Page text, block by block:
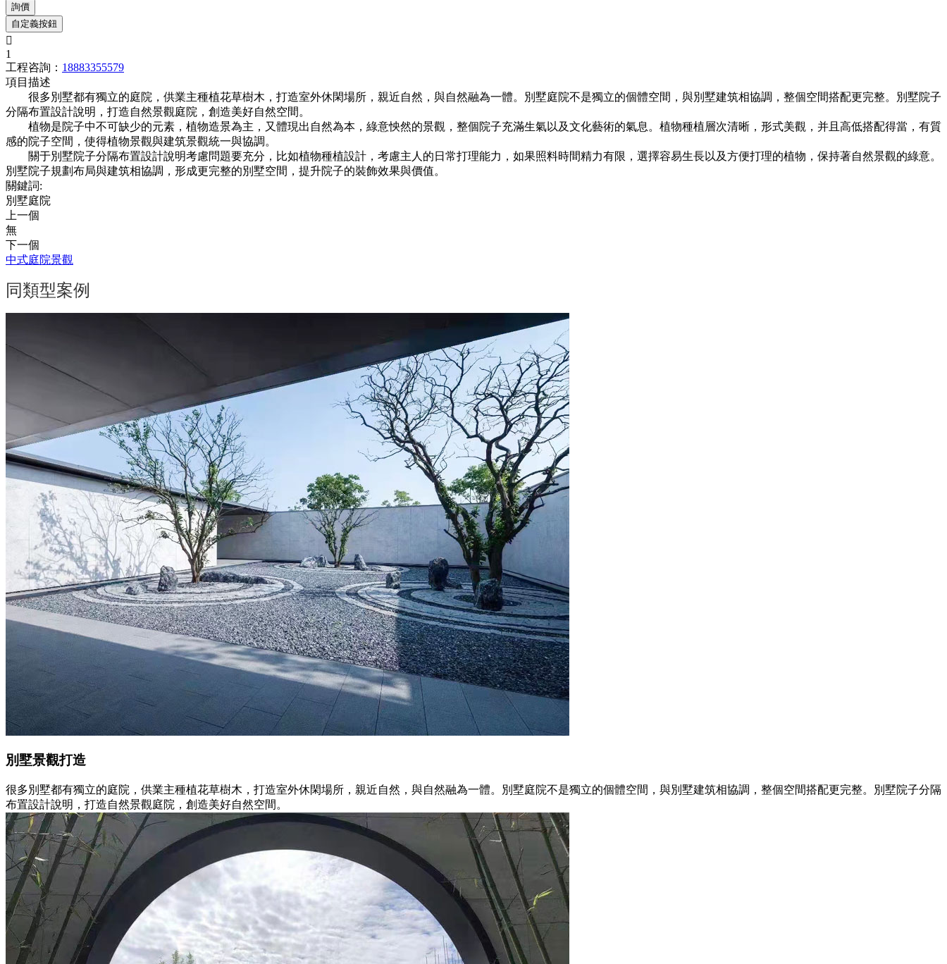
詢價
自定義按鈕

1
工程咨詢： 18883355579
項目描述
很多別墅都有獨立的庭院，供業主種植花草樹木，打造室外休閑場所，親近自然，與自然融為一體。別墅庭院不是獨立的個體空間，與別墅建筑相協調，整個空間搭配更完整。別墅院子
分隔布置設計說明，打造自然景觀庭院，創造美好自然空間。
植物是院子中不可缺少的元素，植物造景為主，又體現出自然為本，綠意怏然的景觀，整個院子充滿生氣以及文化藝術的氣息。植物種植層次清晰，形式美觀，并且高低搭配得當，有質
感的院子空間，使得植物景觀與建筑景觀統一與協調。
關于別墅院子分隔布置設計說明考慮問題要充分，比如植物種植設計，考慮主人的日常打理能力，如果照料時間精力有限，選擇容易生長以及方便打理的植物，保持著自然景觀的綠意。
別墅院子規劃布局與建筑相協調，形成更完整的別墅空間，提升院子的裝飾效果與價值。
關鍵詞:
別墅庭院
上一個
無
下一個
中式庭院景觀
同類型案例
別墅景觀打造
很多別墅都有獨立的庭院，供業主種植花草樹木，打造室外休閑場所，親近自然，與自然融為一體。別墅庭院不是獨立的個體空間，與別墅建筑相協調，整個空間搭配更完整。別墅院子分隔
布置設計說明，打造自然景觀庭院，創造美好自然空間。